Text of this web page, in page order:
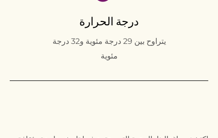
درجة الحرارة
يتراوح بين 29 درجة مئوية و32 درجة
مئوية